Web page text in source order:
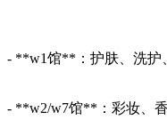
- **w1馆**：护肤、洗护
- **w2/w7馆**：彩妆、